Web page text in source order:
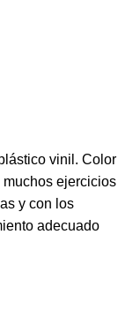
vinil. Color
ejercicios
y con los
adecuado